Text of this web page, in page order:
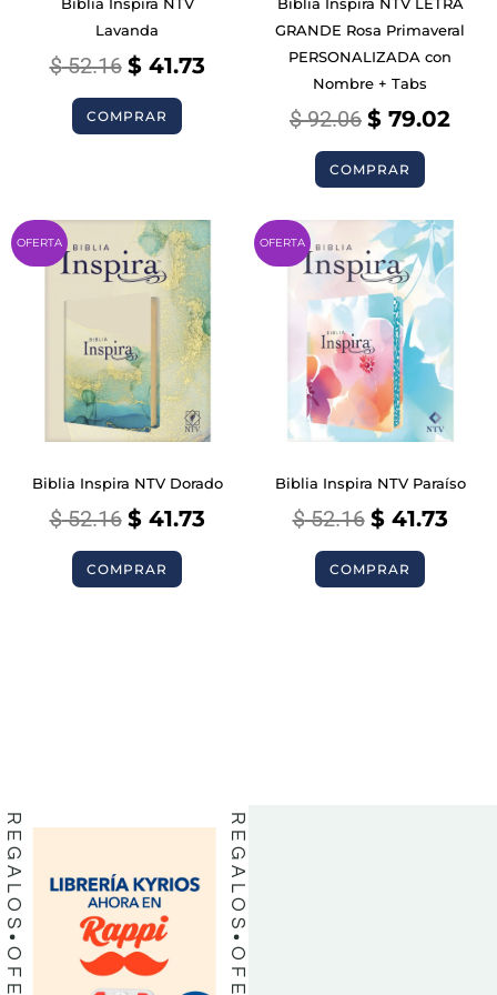
Biblia Inspira NTV
Lavanda
$52.16 $41.73
COMPRAR
Biblia Inspira NTV LETRA
GRANDE Rosa Primaveral
PERSONALIZADA con
Nombre + Tabs
$92.06 $ 79.02
COMPRAR
OFERTA
Biblia Inspira NTV Dorado
$52.16
Original
price
was:
$ 52.16.
$41.73
Current
price
is:
$ 41.73.
COMPRAR
OFERTA
Biblia Inspira NTV Paraíso
$52.16
Original
price
was:
$ 52.16.
$41.73
is:
COMPRAR
REGALOS
REGALOS